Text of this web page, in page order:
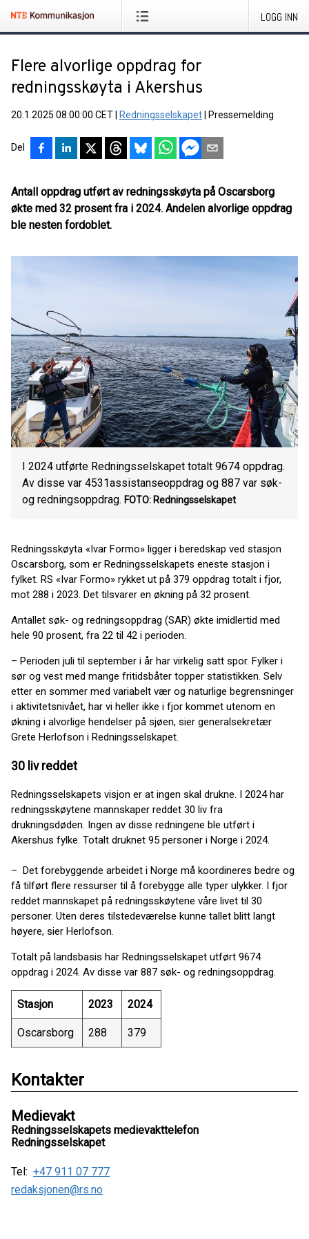
LOGG INN
Flere alvorlige oppdrag for
redningsskøyta i Akershus
20.1.2025 08:00:00 CET Redningsselskapet Pressemelding
Del
Antall oppdrag utført av redningsskøyta på Oscarsborg
økte med 32 prosent fra i 2024. Andelen alvorlige oppdrag
ble nesten fordoblet.
I 2024 utførte Redningsselskapet totalt 9674 oppdrag.
Av disse var 4531assistanseoppdrag og 887 var søk-
og redningsoppdrag. FOTO: Redningsselskapet
Redningsskøyta «Ivar Formo» ligger i beredskap ved stasjon
Oscarsborg, som er Redningsselskapets eneste stasjon i
fylket. RS «Ivar Formo» rykket ut på 379 oppdrag totalt i fjor,
mot 288 i 2023. Det tilsvarer en økning på 32 prosent.
Antallet søk- og redningsoppdrag (SAR) økte imidlertid med
hele 90 prosent, fra 22 til 42 i perioden.
– Perioden juli til september i år har virkelig satt spor. Fylker i
sør og vest med mange fritidsbåter topper statistikken. Selv
etter en sommer med variabelt vær og naturlige begrensninger
i aktivitetsnivået, har vi heller ikke i fjor kommet utenom en
økning i alvorlige hendelser på sjøen, sier generalsekretær
Grete Herlofson i Redningsselskapet.
30 liv reddet
Redningsselskapets visjon er at ingen skal drukne. I 2024 har
redningsskøytene mannskaper reddet 30 liv fra
drukningsdøden. Ingen av disse redningene ble utført i
Akershus fylke. Totalt druknet 95 personer i Norge i 2024.
– Det forebyggende arbeidet i Norge må koordineres bedre og
få tilført flere ressurser til å forebygge alle typer ulykker. I fjor
reddet mannskapet på redningsskøytene våre livet til 30
personer. Uten deres tilstedeværelse kunne tallet blitt langt
høyere, sier Herlofson.
Totalt på landsbasis har Redningsselskapet utført 9674
oppdrag i 2024. Av disse var 887 søk- og redningsoppdrag.
Stasjon 2023 2024
Oscarsborg 288 379
Kontakter
Medievakt
Redningsselskapets medievakttelefon
Redningsselskapet
Tel: +47 911 07 777
redaksjonen@rs.no